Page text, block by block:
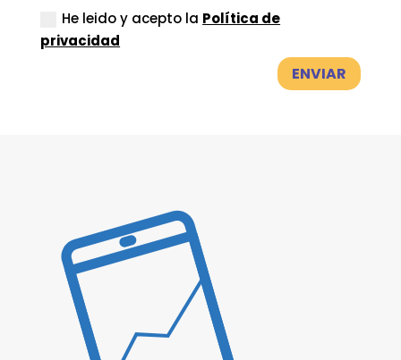
He leido y acepto la Política de
privacidad
ENVIAR